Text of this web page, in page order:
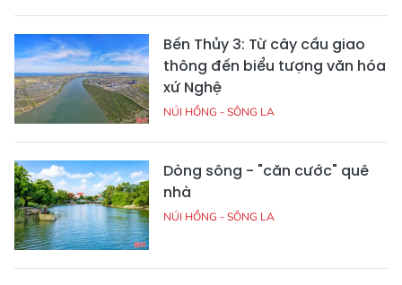
Bến Thủy 3: Từ cây cầu giao
thông đến biểu tượng văn hóa
xứ Nghệ
NÚI HỒNG - SÔNG LA
Dòng sông - "căn cước" quê
nhà
NÚI HỒNG - SÔNG LA